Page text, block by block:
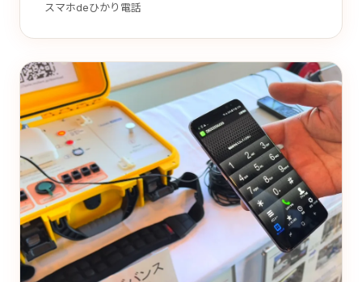
スマホdeひかり電話